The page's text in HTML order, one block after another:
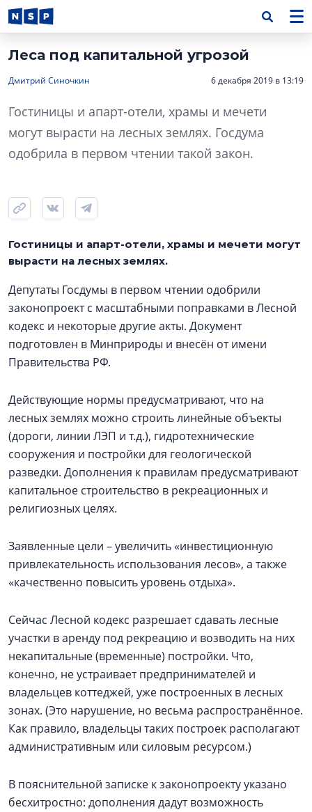
Леса под капитальной угрозой
Дмитрий Синочкин 6 декабря 2019 в 13:19
Гостиницы и апарт-отели, храмы и мечети
могут вырасти на лесных землях. Госдума
одобрила в первом чтении такой закон.
Гостиницы и апарт-отели, храмы и мечети могут
вырасти на лесных землях.
Депутаты Госдумы в первом чтении одобрили
законопроект с масштабными поправками в Лесной
кодекс и некоторые другие акты. Документ
подготовлен в Минприроды и внесён от имени
Правительства РФ.
Действующие нормы предусматривают, что на
лесных землях можно строить линейные объекты
(дороги, линии ЛЭП и т.д.), гидротехнические
сооружения и постройки для геологической
разведки. Дополнения к правилам предусматривают
капитальное строительство в рекреационных и
религиозных целях.
Заявленные цели – увеличить «инвестиционную
привлекательность использования лесов», а также
«качественно повысить уровень отдыха».
Сейчас Лесной кодекс разрешает сдавать лесные
участки в аренду под рекреацию и возводить на них
некапитальные (временные) постройки. Что,
конечно, не устраивает предпринимателей и
владельцев коттеджей, уже построенных в лесных
зонах. (Это нарушение, но весьма распространённое.
Как правило, владельцы таких построек располагают
административным или силовым ресурсом.)
В пояснительной записке к законопроекту указано
бесхитростно: дополнения дадут возможность